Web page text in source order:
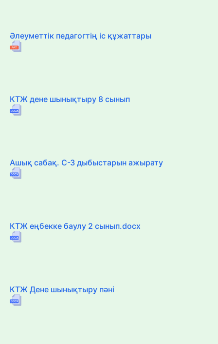
Әлеуметтік педагогтің іс құжаттары
КТЖ дене шынықтыру 8 сынып
Ашық сабақ. С-З дыбыстарын ажырату
КТЖ еңбекке баулу 2 сынып.docx
КТЖ Дене шынықтыру пәні